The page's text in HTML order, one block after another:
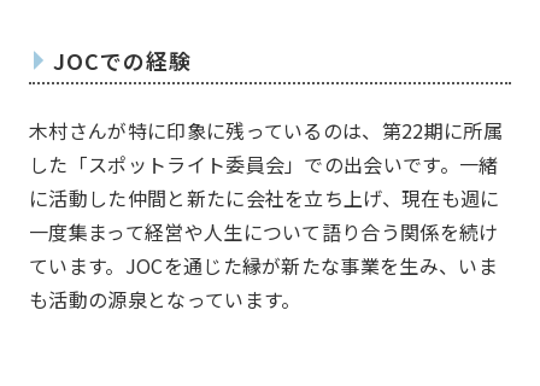
一覧を見る
JOCでの経験
木村さんが特に印象に残っているのは、第22期に所属
した「スポットライト委員会」での出会いです。一緒
に活動した仲間と新たに会社を立ち上げ、現在も週に
一度集まって経営や人生について語り合う関係を続け
ています。JOCを通じた縁が新たな事業を生み、いま
も活動の源泉となっています。